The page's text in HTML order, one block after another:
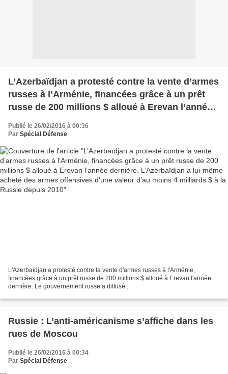
L’Azerbaïdjan a protesté contre la vente d’armes
russes à l’Arménie, financées grâce à un prêt
russe de 200 millions $ alloué à Erevan l’année
armes offensives d’une valeur d’au moins 4
Publié le 26/02/2016 à 00:36
Par Spécial Défense
L'Azerbaïdjan a protesté contre la vente d'armes russes à l'Arménie,
financées grâce à un prêt russe de 200 millions $ alloué à Erevan l'année
dernière. Le gouvernement russe a diffusé...
Russie : L’anti-américanisme s’affiche dans les
rues de Moscou
Publié le 26/02/2016 à 00:34
Par Spécial Défense